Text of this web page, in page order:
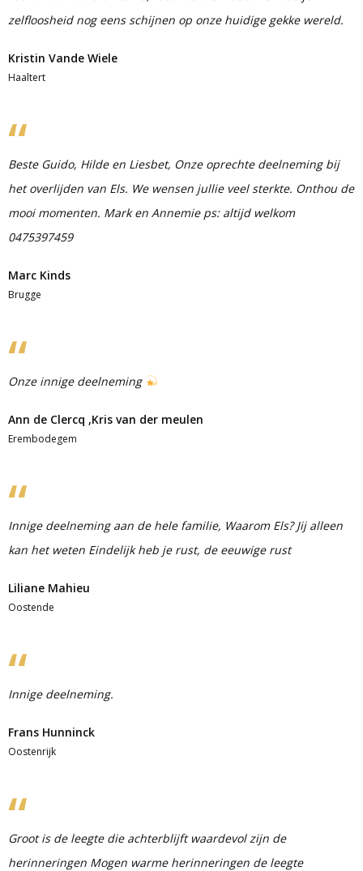
zelfloosheid nog eens schijnen op onze huidige gekke wereld.
Kristin Vande Wiele
Haaltert
Beste Guido, Hilde en Liesbet, Onze oprechte deelneming bij
het overlijden van Els. We wensen jullie veel sterkte. Onthou de
mooi momenten. Mark en Annemie ps: altijd welkom
0475397459
Marc Kinds
Brugge
Onze innige deelneming
Ann de Clercq ,Kris van der meulen
Erembodegem
Innige deelneming aan de hele familie, Waarom Els? Jij alleen
kan het weten Eindelijk heb je rust, de eeuwige rust
Liliane Mahieu
Oostende
Innige deelneming.
Frans Hunninck
Oostenrijk
Groot is de leegte die achterblijft waardevol zijn de
herinneringen Mogen warme herinneringen de leegte